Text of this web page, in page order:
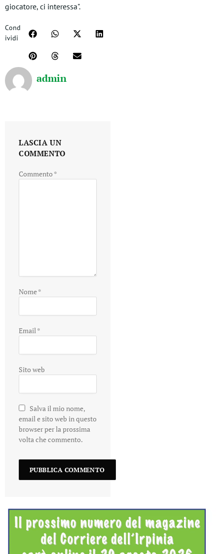
giocatore, ci interessa".
Cond
ividi
admin
LASCIA UN
COMMENTO
Commento *
Nome*
Email*
Sito web
Salva il mio nome,
email e sito web in questo
browser per la prossima
volta che commento.